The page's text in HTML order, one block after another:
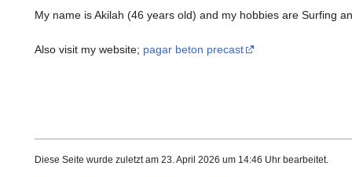
My name is Akilah (46 years old) and my hobbies are Surfing
Also visit my website; pagar beton precast
Diese Seite wurde zuletzt am 23. April 2026 um 14:46 Uhr bearbeitet.